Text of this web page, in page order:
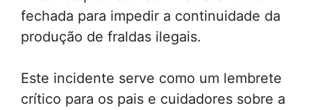
fechada para impedir a continuidade da
produção de fraldas ilegais.
Este incidente serve como um lembrete
crítico para os pais e cuidadores sobre a